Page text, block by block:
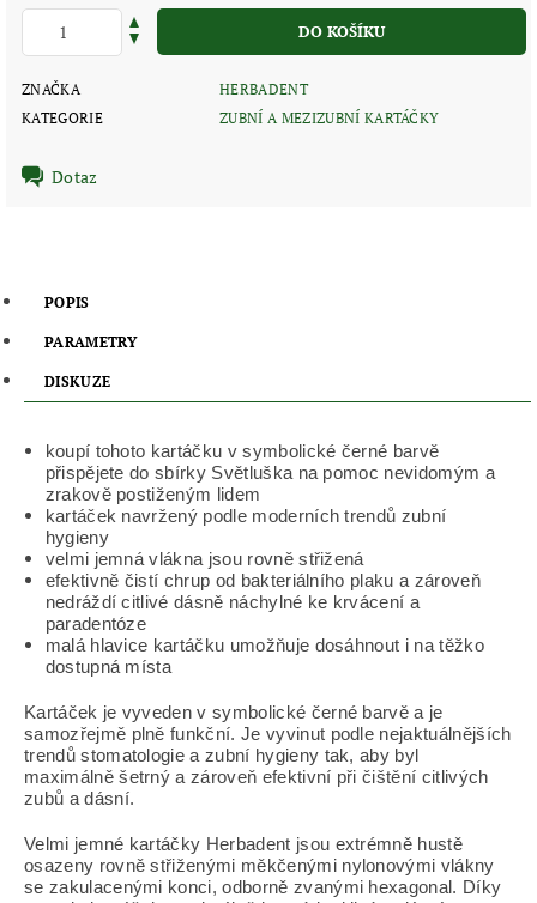
ZNAČKA
HERBADENT
KATEGORIE
ZUBNÍ A MEZIZUBNÍ KARTÁČKY
Dotaz
POPIS
PARAMETRY
DISKUZE
koupí tohoto kartáčku v symbolické černé barvě
přispějete do sbírky Světluška na pomoc nevidomým a
zrakově postiženým lidem
kartáček navržený podle moderních trendů zubní
hygieny
velmi jemná vlákna jsou rovně střižená
efektivně čistí chrup od bakteriálního plaku a zároveň
nedráždí citlivé dásně náchylné ke krvácení a
paradentóze
malá hlavice kartáčku umožňuje dosáhnout i na těžko
dostupná místa
Kartáček je vyveden v symbolické černé barvě a je
samozřejmě plně funkční. Je vyvinut podle nejaktuálnějších
trendů stomatologie a zubní hygieny tak, aby byl
maximálně šetrný a zároveň efektivní při čištění citlivých
zubů a dásní.
Velmi jemné kartáčky Herbadent jsou extrémně hustě
osazeny rovně střiženými měkčenými nylonovými vlákny
se zakulacenými konci, odborně zvanými hexagonal. Díky